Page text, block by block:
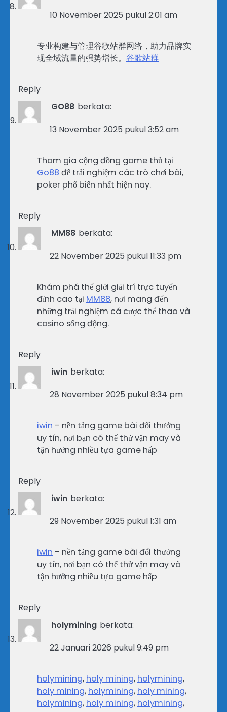
10 November 2025 pukul 2:01 am
专业构建与管理谷歌站群网络，助力品牌实
现全域流量的强势增长。 谷歌站群
Reply
GO88 berkata:
13 November 2025 pukul 3:52 am
Tham gia cộng đồng game thủ tại
Go88 để trải nghiệm các trò chơi bài,
poker phổ biến nhất hiện nay.
Reply
MM88 berkata:
22 November 2025 pukul 11:33 pm
Khám phá thế giới giải trí trực tuyến
đỉnh cao tại MM88, nơi mang đến
những trải nghiệm cá cược thể thao và
casino sống động.
Reply
iwin berkata:
28 November 2025 pukul 8:34 pm
iwin – nền tảng game bài đổi thưởng
uy tín, nơi bạn có thể thử vận may và
tận hưởng nhiều tựa game hấp
Reply
iwin berkata:
29 November 2025 pukul 1:31 am
iwin – nền tảng game bài đổi thưởng
uy tín, nơi bạn có thể thử vận may và
tận hưởng nhiều tựa game hấp
Reply
holymining berkata:
22 Januari 2026 pukul 9:49 pm
holymining, holy mining, holymining,
holy mining, holymining, holy mining,
holymining, holy mining, holymining,